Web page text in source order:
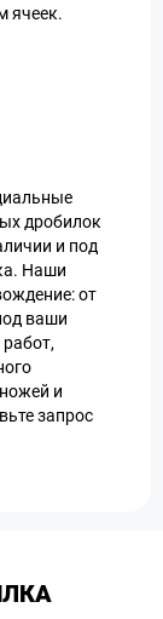
ячеек.
дробилок
и под
Наши
от
ваши
и
запрос